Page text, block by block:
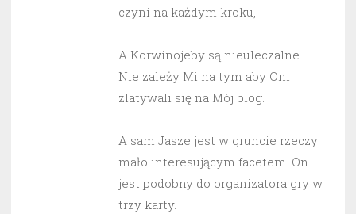
czyni na każdym kroku,.
A Korwinojeby są nieuleczalne.
Nie zależy Mi na tym aby Oni
zlatywali się na Mój blog.
A sam Jasze jest w gruncie rzeczy
mało interesującym facetem. On
jest podobny do organizatora gry w
trzy karty.